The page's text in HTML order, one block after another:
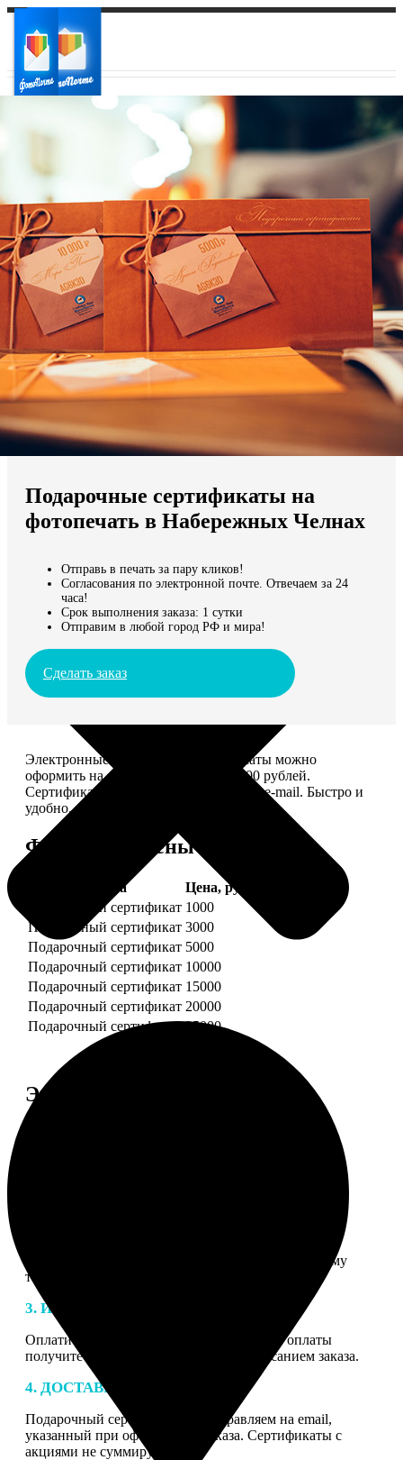
Ваш регион доставки
Выберите из списка:
Мы доставляем по всему миру
Продолжить без города
Подарочные сертификаты на
фотопечать в Набережных Челнах
Отправь в печать за пару кликов!
Согласования по электронной почте. Отвечаем за 24
часа!
Срок выполнения заказа: 1 сутки
Отправим в любой город РФ и мира!
Сделать заказ
Электронные подарочные сертификаты можно
оформить на сумму от 1 000 до 25 000 рублей.
Сертификат вы сможете отправить по e-mail. Быстро и
удобно.
Форматы и цены
Услуга
Цена, руб.
Подарочный сертификат 1000
Подарочный сертификат 3000
Подарочный сертификат 5000
Подарочный сертификат 10000
Подарочный сертификат 15000
Подарочный сертификат 20000
Подарочный сертификат 25000
Этапы работы
специалисты могут связаться с Вами по указанному
телефону или email для согласования деталей.
3. ИЗГОТОВЛЕНИЕ
Оплатите заказ банковской картой. После оплаты
получите подтверждение на email с описанием заказа.
4. ДОСТАВКА И ОПЛАТА
Подарочный сертификат мы отправляем на email,
указанный при оформлении заказа. Сертификаты с
акциями не суммируются.